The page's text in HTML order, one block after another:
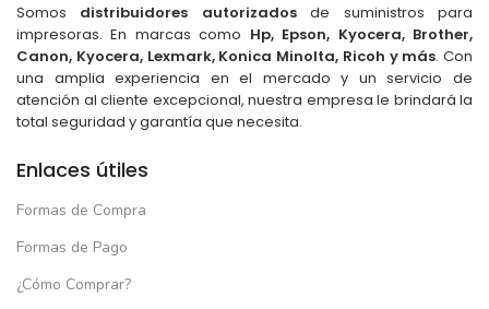
Somos distribuidores autorizadosde suministros para
impresoras. En marcas como Hp, Epson, Kyocera, Brother,
Canon, Kyocera, Lexmark, Konica Minolta, Ricoh y más. Con
una amplia experiencia en el mercado y un servicio de
atención al cliente excepcional, nuestra empresa le brindará la
total seguridad y garantía que necesita.
Enlaces útiles
Formas de Compra
Formas de Pago
¿Cómo Comprar?